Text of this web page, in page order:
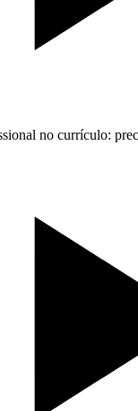
no currículo: